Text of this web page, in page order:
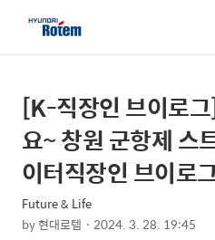
상
세
컨
텐
츠
본
문
제
목
[K-직장인 브이로
요~ 창원 군항제 스
이터직장인 브이로
Future & Life
by현대로템 2024. 3. 28. 19:45